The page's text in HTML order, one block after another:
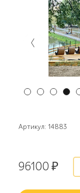
Артикул: 14883
96100 ₽